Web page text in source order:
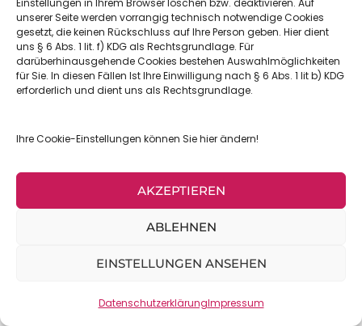
Einstellungen in Ihrem Browser löschen bzw. deaktivieren. Auf
unserer Seite werden vorrangig technisch notwendige Cookies
gesetzt, die keinen Rückschluss auf Ihre Person geben. Hier dient
uns § 6 Abs. 1 lit. f) KDG als Rechtsgrundlage. Für
darüberhinausgehende Cookies bestehen Auswahlmöglichkeiten
für Sie. In diesen Fällen Ist Ihre Einwilligung nach § 6 Abs. 1 lit b) KDG
erforderlich und dient uns als Rechtsgrundlage.
Ihre Cookie-Einstellungen können Sie hier ändern!
AKZEPTIEREN
ABLEHNEN
EINSTELLUNGEN ANSEHEN
DatenschutzerklärungImpressum
um Ihnen die Bedienung der Webseite zu
erleichtern.
Auf unserer Seite werden nur technisch
notwendige Cookies gesetzt, die keinen
Soweit Daten von uns im oben erwähnten
Umfang erhoben und gespeichert werden,
haben Sie folgende Rechte:
3.1 Recht auf Widerruf der